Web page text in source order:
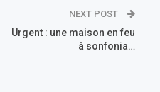
NEXT POST
Urgent : une maison en feu
à sonfonia…